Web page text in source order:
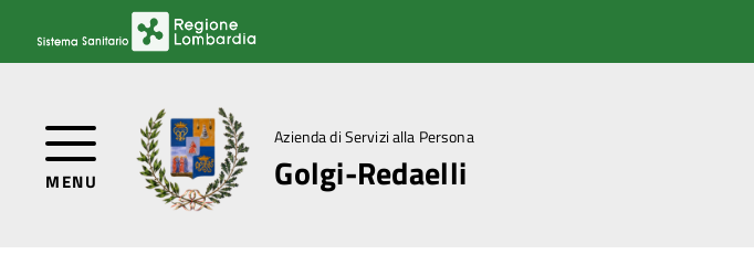
MENU
Azienda di Servizi alla Persona
Golgi-Redaelli